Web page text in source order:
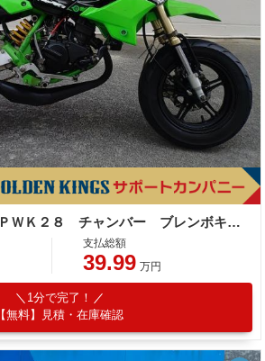
カワサキ ＫＳＲ−I ＰＷＫ２８ チャンバー ブレンボキャリパー
支払総額
39.99 万円
1分で完了！
【無料】見積・在庫確認